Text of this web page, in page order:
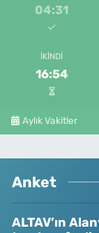
04:31
İKINDI
16:54
Aylık Vakitler
Anket
ALTAV’ın